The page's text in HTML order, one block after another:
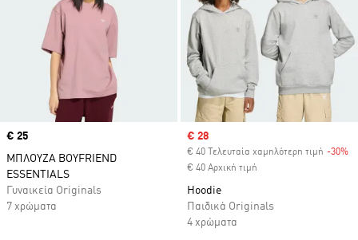
Price
€ 25
ΜΠΛΟΥΖΑ BOYFRIEND
ESSENTIALS
Γυναικεία Originals
7 χρώματα
Sale price
€ 28
€ 40 Τελευταία χαμηλότερη τιμή -30%
€ 40 Αρχική τιμή
Hoodie
Παιδικά Originals
4 χρώματα